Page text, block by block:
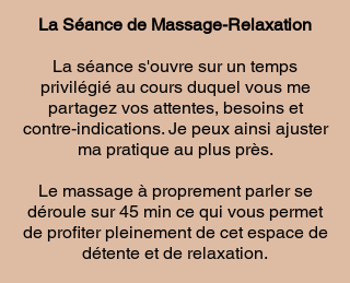
La Séance de Massage-Relaxation
La séance s'ouvre sur un temps
privilégié au cours duquel vous me
partagez vos attentes, besoins et
contre-indications. Je peux ainsi ajuster
ma pratique au plus près.
Le massage à proprement parler se
déroule sur 45 min ce qui vous permet
de profiter pleinement de cet espace de
détente et de relaxation.